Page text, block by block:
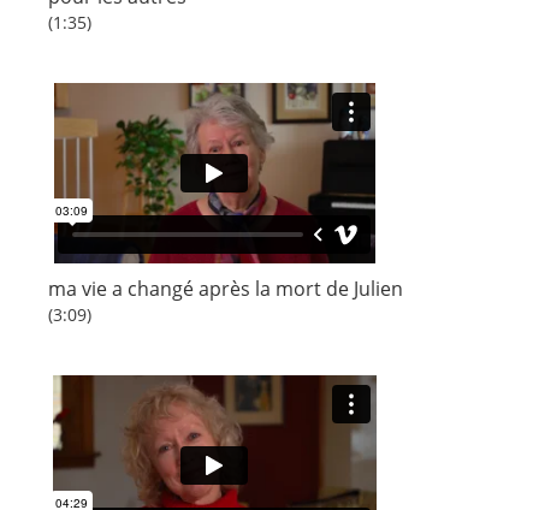
(1:35)
ma vie a changé après la mort de Julien
(3:09)